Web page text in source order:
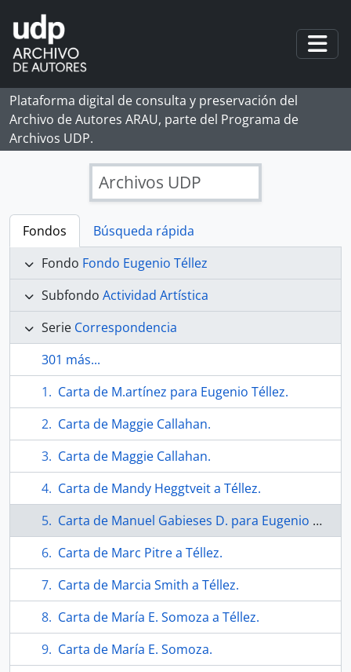
Skip to main content
Plataforma digital de consulta y preservación del
Archivo de Autores ARAU, parte del Programa de
Archivos UDP.
Archivos UDP
Fondos
Búsqueda rápida
Fondo Fondo Eugenio Téllez
Subfondo Actividad Artística
Serie Correspondencia
301 más...
Carta de M.artínez para Eugenio Téllez.
Carta de Maggie Callahan.
Carta de Maggie Callahan.
Carta de Mandy Heggtveit a Téllez.
Carta de Manuel Gabieses D. para Eugenio Téllez.
Carta de Marc Pitre a Téllez.
Carta de Marcia Smith a Téllez.
Carta de María E. Somoza a Téllez.
Carta de María E. Somoza.